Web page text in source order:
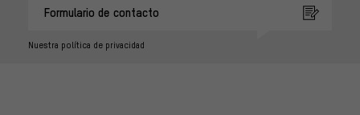
Formulario de contacto
Nuestra política de privacidad